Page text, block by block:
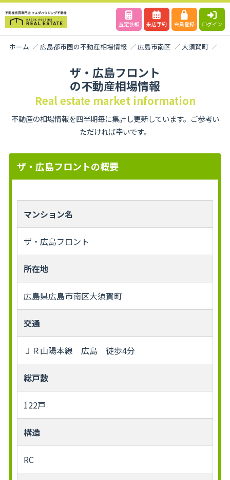
査定依頼 来店予約 会員登録 ログイン
ホーム 広島都市圏の不動産相場情報 広島市南区 大須賀町 ザ
ザ・広島フロント
の不動産相場情報
Real estate market information
不動産の相場情報を四半期毎に集計し更新しています。ご参考い
ただければ幸いです。
ザ・広島フロントの概要
マンション名
ザ・広島フロント
所在地
広島県広島市南区大須賀町
交通
ＪＲ山陽本線 広島 徒歩4分
総戸数
122戸
構造
RC